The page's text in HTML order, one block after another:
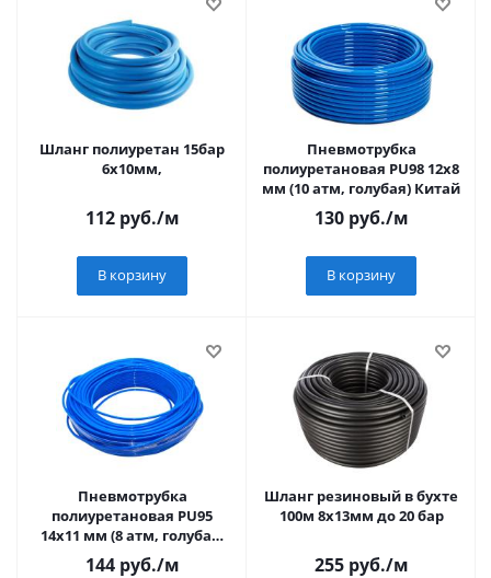
Шланг полиуретан 15бар
6х10мм,
112руб./м
В корзину
Пневмотрубка
полиуретановая PU98 12х8
мм (10 атм, голубая) Китай
130руб./м
В корзину
Пневмотрубка
полиуретановая PU95
14х11 мм (8 атм, голубая)
Китай
144руб./м
Шланг резиновый в бухте
100м 8х13мм до 20 бар
255руб./м